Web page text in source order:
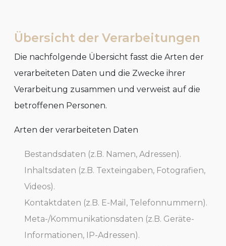
Übersicht der Verarbeitungen
Die nachfolgende Übersicht fasst die Arten der
verarbeiteten Daten und die Zwecke ihrer
Verarbeitung zusammen und verweist auf die
betroffenen Personen.
Arten der verarbeiteten Daten
Bestandsdaten (z.B. Namen, Adressen).
Inhaltsdaten (z.B. Texteingaben, Fotografien,
Videos).
Kontaktdaten (z.B. E-Mail, Telefonnummern).
Meta-/Kommunikationsdaten (z.B. Geräte-
Informationen, IP-Adressen).